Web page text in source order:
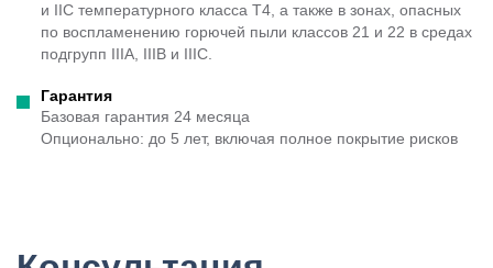
и IIC температурного класса Т4, а также в зонах, опасных
по воспламенению горючей пыли классов 21 и 22 в средах
подгрупп IIIA, IIIB и IIIC.
Гарантия
Базовая гарантия 24 месяца
Опционально: до 5 лет, включая полное покрытие рисков